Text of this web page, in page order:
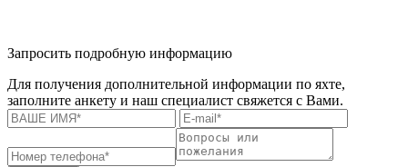
Запросить подробную информацию
Для получения дополнительной информации по яхте,
заполните анкету и наш специалист свяжется с Вами.